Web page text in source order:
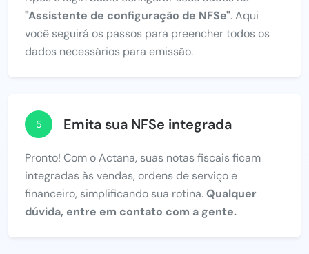
"Assistente de configuração de NFSe". Aqui
você seguirá os passos para preencher todos os
dados necessários para emissão.
5 Emita sua NFSe integrada
Pronto! Com o Actana, suas notas fiscais ficam
integradas às vendas, ordens de serviço e
financeiro, simplificando sua rotina.Qualquer
dúvida, entre em contato com a gente.